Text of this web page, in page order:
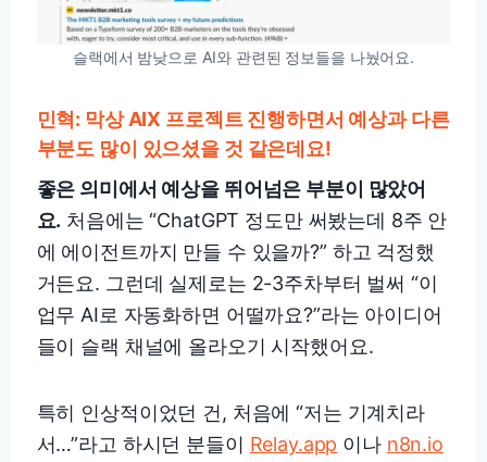
슬랙에서 밤낮으로 AI와 관련된 정보들을 나눴어요.
민혁: 막상 AIX 프로젝트 진행하면서 예상과 다른
부분도 많이 있으셨을 것 같은데요!
좋은 의미에서 예상을 뛰어넘은 부분이 많았어
요. 처음에는 “ChatGPT 정도만 써봤는데 8주 안
에 에이전트까지 만들 수 있을까?” 하고 걱정했
거든요. 그런데 실제로는 2-3주차부터 벌써 “이
업무 AI로 자동화하면 어떨까요?”라는 아이디어
들이 슬랙 채널에 올라오기 시작했어요.
특히 인상적이었던 건, 처음에 “저는 기계치라
서…”라고 하시던 분들이 Relay.app 이나 n8n.io